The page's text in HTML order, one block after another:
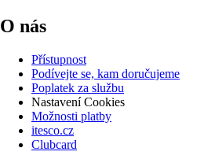
O nás
Přístupnost
Podívejte se, kam doručujeme
Poplatek za službu
Nastavení Cookies
Možnosti platby
itesco.cz
Clubcard